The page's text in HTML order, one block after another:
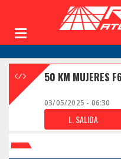
50 KM MUJERES
03/05/2025 - 06:30
L. SALIDA